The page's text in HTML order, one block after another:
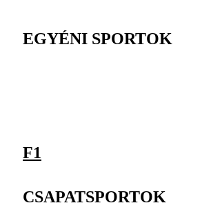
EGYÉNI SPORTOK
F1
CSAPATSPORTOK